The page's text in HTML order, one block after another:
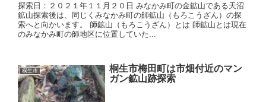
探索日：２０２１年１１月２０日 みなかみ町の金鉱山である天沼
鉱山探索後は、同じくみなかみ町の師鉱山（もろこうざん）の探
索へと向かいます。 師鉱山（もろこうざん）とは 師鉱山とは現在
のみなかみ町の師地区に位置していた...
桐生市
桐生市梅田町は市畑付近のマン
ガン鉱山跡探索